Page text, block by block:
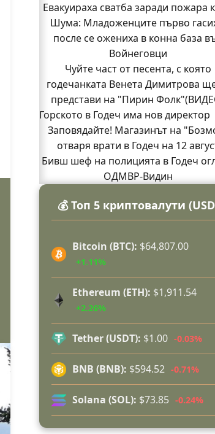
Евакуираха сватба заради пожара
Шума: Младоженците първо
после се ожениха в конна база
Войнеговци
Чуйте част от песента, с която
годечанката Венета Димитрова
представи на "Пирин
Горското в Годеч има нов директор
Заповядайте! Магазинът на
отваря врати в Годеч на 12
Бивш шеф на полицията в Годеч
ОДМВР-Видин
Кой подпали гората край Шума?
Младежи от Люлин и Део сред
доброволци на пожара край
Началникът на пожарната в
благодари поименно на всички,
150 декара гори, треви и храсти
изгоряха край Годеч, десетки
доброволци се хвърлиха в
огъня (СНИМКИ/ВИДЕО)
Полицията влиза в селата
Възможни са прекъсвания на тока
Какво накара Яна и Станимир
💰 Топ 5 криптовалути
Bitcoin (BTC): $64,807.00
+1.11%
Ethereum (ETH): $1,911.54
+2.26%
Tether (USDT): $1.00 -0.03%
BNB (BNB): $594.52 -0.71%
Solana (SOL): $73.85 -0.24%